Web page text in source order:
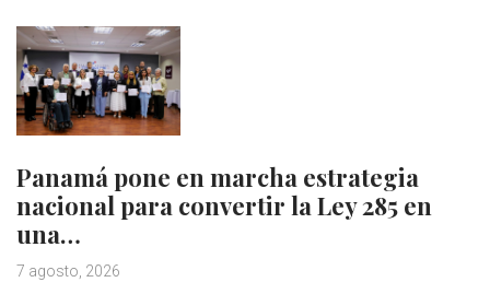
Panamá pone en marcha estrategia
nacional para convertir la Ley 285 en
una…
7 agosto, 2026